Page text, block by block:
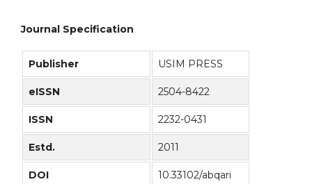
Journal Specification
Publisher USIM PRESS
eISSN 2504-8422
ISSN 2232-0431
Estd. 2011
DOI 10.33102/abqari